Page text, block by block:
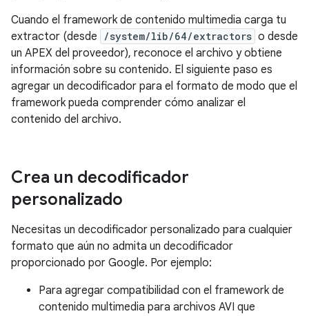
Cuando el framework de contenido multimedia carga tu
extractor (desde
/system/lib/64/extractors o desde
un APEX del proveedor), reconoce el archivo y obtiene
información sobre su contenido. El siguiente paso es
agregar un decodificador para el formato de modo que el
framework pueda comprender cómo analizar el
contenido del archivo.
Crea un decodificador
personalizado
Necesitas un decodificador personalizado para cualquier
formato que aún no admita un decodificador
proporcionado por Google. Por ejemplo:
Para agregar compatibilidad con el framework de
contenido multimedia para archivos AVI que